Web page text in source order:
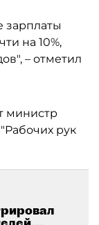
зарплаты
на 10%,
– отметил
министр
рук